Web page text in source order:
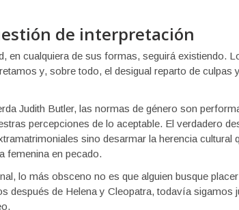
de interpretación
en cualquiera de sus formas, seguirá existiendo.
y, sobre todo, el desigual reparto de
Judith Butler, las normas de género son
percepciones de lo aceptable. El verdadero
sino desarmar la herencia cultural
femenina en pecado.
lo más obsceno no es que alguien busque
después de Helena y Cleopatra, todavía sigamos